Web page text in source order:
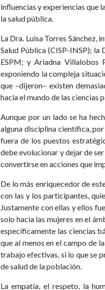
influencias y experiencias que
la salud pública.
La Dra. Luisa Torres
Salud Pública (CISP-INSP); la
ESPM; y Ariadna Villalobos
exponiendo la compleja
que –dijeron– existen
hacia el mundo de las ciencias
Aunque por un lado se ha
alguna disciplina científica,
fuera de los puestos
debe evolucionar y dejar de
convertirse en acciones que
De lo más enriquecedor de
con las y los participantes,
Justamente con ellas y ellos
solo hacia las mujeres en el
específicamente las ciencias
que al menos en el campo de
trabajo efectivas, si lo que se
de salud de la población.
La empatía, el respeto, la